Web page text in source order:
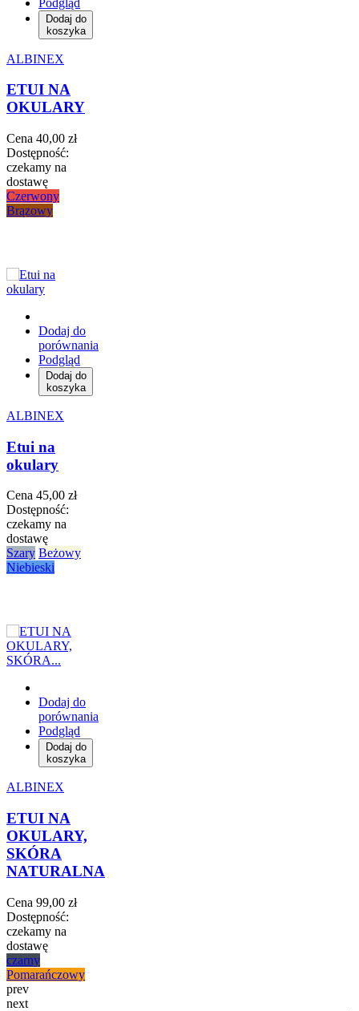
Dodaj do
koszyka
ALBINEX
ETUI NA
OKULARY
Cena 40,00 zł
Dostępność:
czekamy na
dostawę
Czerwony
Brązowy
Dodaj do
porównania
Podgląd
Dodaj do
koszyka
ALBINEX
Etui na
okulary
Cena 45,00 zł
Dostępność:
czekamy na
dostawę
Szary Beżowy
Niebieski
Dodaj do
porównania
Podgląd
Dodaj do
koszyka
ALBINEX
ETUI NA
OKULARY,
SKÓRA
NATURALNA
Cena 99,00 zł
Dostępność:
czekamy na
dostawę
czarny
Pomarańczowy
prev
next